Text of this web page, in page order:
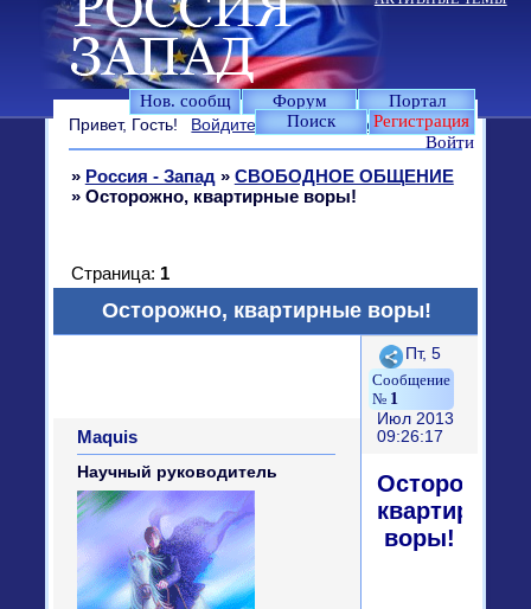
Нов. сообщ Форум
Портал
Поиск
Регистрация
Войти
Привет, Гость! Войдите илизарегистрируйтесь.
» Россия - Запад » СВОБОДНОЕ ОБЩЕНИЕ
» Осторожно, квартирные воры!
Осторожно, квартирные воры!
Страница: 1
Поделиться
1
Пт, 5
Июл 2013
09:26:17
Maquis
Научный руководитель
Осторожно,
квартирные
воры!